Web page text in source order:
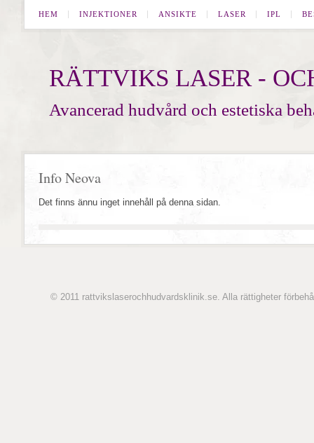
HEM INJEKTIONER ANSIKTE LASER IPL
RÄTTVIKS LASER -
Avancerad hudvård och estetiska
Info Neova
Det finns ännu inget innehåll på denna sidan.
© 2011 rattvikslaserochhudvardsklinik.se. Alla rättigheter